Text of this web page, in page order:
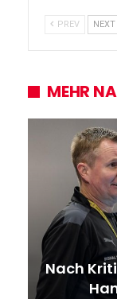
PREV NEXT
MEHR
Nach